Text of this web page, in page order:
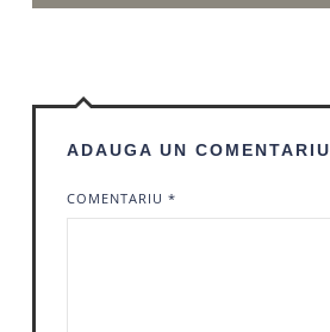
ADAUGA UN COMENTARIU
COMENTARIU *